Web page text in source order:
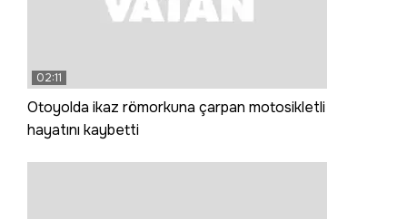
02:11
Otoyolda ikaz römorkuna çarpan motosikletli
hayatını kaybetti